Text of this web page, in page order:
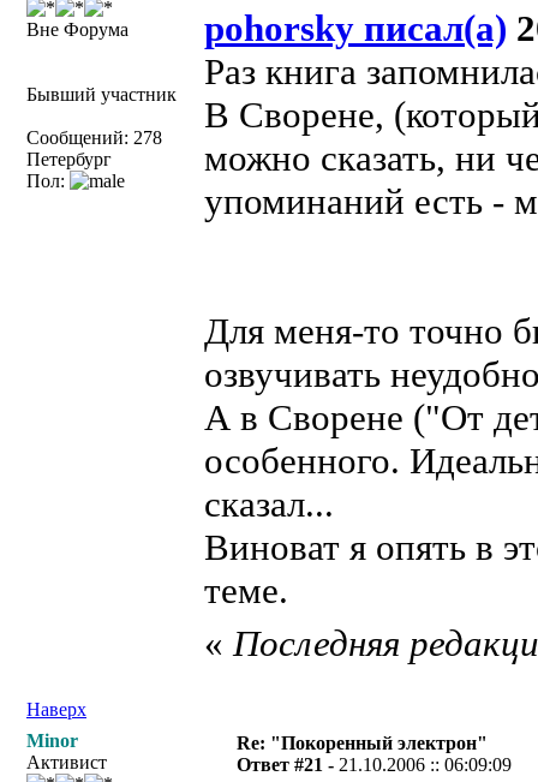
Вне Форума
Бывший участник
Сообщений: 278
Петербург
Пол:
pohorsky писал(а)
Раз книга
В Сворене,
можно сказать, ни
упоминаний есть -
Для меня-то точно
озвучивать
А в Сворене ("От
особенного.
сказал...
Виноват я опять в
теме.
Наверх
«Последняя
Minor
Активист
Re: "Покоренный электрон"
Ответ #21 - 21.10.2006 :: 06:09:09